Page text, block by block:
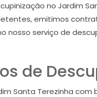
no Jardim
emitimos
nosso serviço de
de
Santa Terezinha